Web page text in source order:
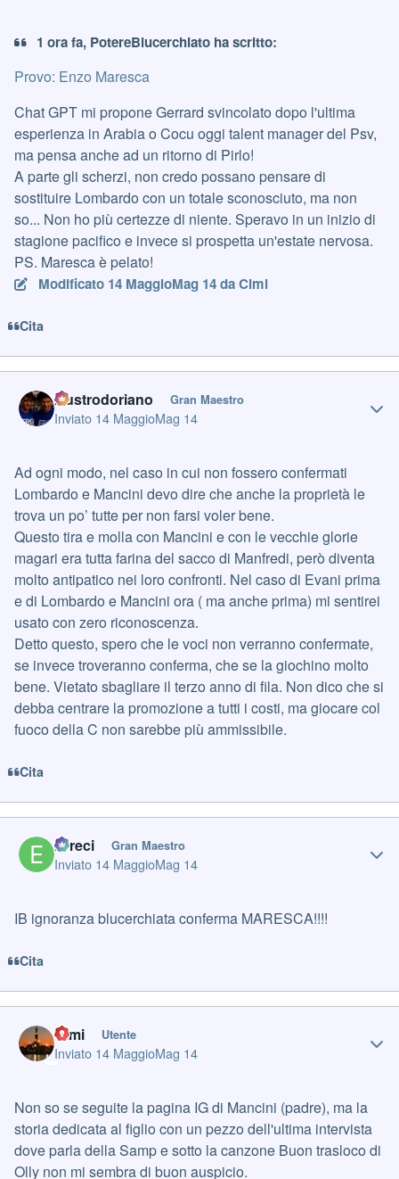
1 ora fa, PotereBlucerchiato ha scritto:
Provo: Enzo Maresca
Chat GPT mi propone Gerrard svincolato dopo l'ultima
esperienza in Arabia o Cocu oggi talent manager del Psv,
ma pensa anche ad un ritorno di Pirlo!
A parte gli scherzi, non credo possano pensare di
sostituire Lombardo con un totale sconosciuto, ma non
so... Non ho più certezze di niente. Speravo in un inizio di
stagione pacifico e invece si prospetta un'estate nervosa.
PS. Maresca è pelato!
Modificato 14 MaggioMag 14da Cimi
Cita
Austrodoriano Gran Maestro
Inviato 14 MaggioMag 14
Ad ogni modo, nel caso in cui non fossero confermati
Lombardo e Mancini devo dire che anche la proprietà le
trova un po’ tutte per non farsi voler bene.
Questo tira e molla con Mancini e con le vecchie glorie
magari era tutta farina del sacco di Manfredi, però diventa
molto antipatico nei loro confronti. Nel caso di Evani prima
e di Lombardo e Mancini ora ( ma anche prima) mi sentirei
usato con zero riconoscenza.
Detto questo, spero che le voci non verranno confermate,
se invece troveranno conferma, che se la giochino molto
bene. Vietato sbagliare il terzo anno di fila. Non dico che si
debba centrare la promozione a tutti i costi, ma giocare col
fuoco della C non sarebbe più ammissibile.
Cita
Erreci Gran Maestro
Inviato 14 MaggioMag 14
IB ignoranza blucerchiata conferma MARESCA!!!!
Cita
Cimi Utente
Inviato 14 MaggioMag 14
Non so se seguite la pagina IG di Mancini (padre), ma la
storia dedicata al figlio con un pezzo dell'ultima intervista
dove parla della Samp e sotto la canzone Buon trasloco di
Olly non mi sembra di buon auspicio.